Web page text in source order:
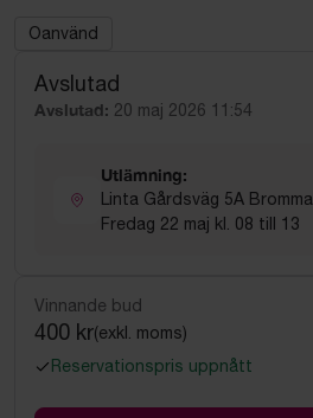
Oanvänd
Avslutad
Avslutad: 20 maj 2026 11:54
Utlämning:
Linta Gårdsväg 5A Bromma
Fredag 22 maj kl. 08 till 13
Vinnande bud
400 kr(exkl. moms)
Reservationspris uppnått